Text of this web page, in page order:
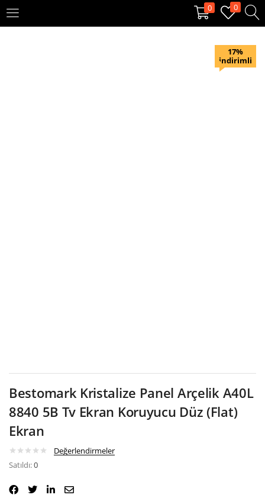
0 0
KAYIT OL
17%
indirimli
Bestomark Kristalize Panel Arçelik A40L
8840 5B Tv Ekran Koruyucu Düz (Flat)
Ekran
Değerlendirmeler
Satıldı:0